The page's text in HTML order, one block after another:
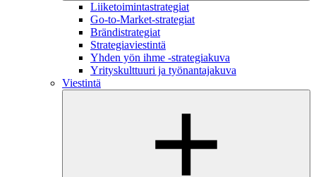
Liiketoimintastrategiat
Go-to-Market-strategiat
Brändistrategiat
Strategiaviestintä
Yhden yön ihme -strategiakuva
Yrityskulttuuri ja työnantajakuva
Viestintä